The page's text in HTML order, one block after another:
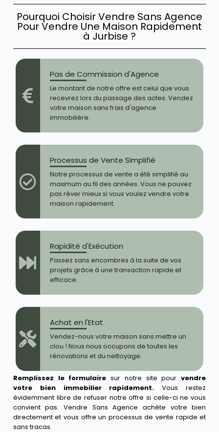
Pourquoi Choisir Vendre Sans Agence
Pour Vendre Une Maison Rapidement
à Jurbise ?
Pas de Commission d'Agence
Le montant de notre offre est celui que vous
recevrez lors du passage des actes. Vendez
votre maison sans frais d'agence
immobilière.
Processus de Vente Simplifié
Notre processus de vente a été simplifié au
maximum au fil des années. Vous ne pouvez
pas rêver mieux si vous voulez vendre votre
maison rapidement.
Rapidité d'Exécution
Passez sans encombres à la suite de vos
projets grâce à une transaction rapide et
efficace.
Achat en l'Etat
Vendez-nous votre maison sans mettre un
clou ! Nous nous occupons de toutes les
rénovations et du nettoyage.
Remplissez le formulairesur notre site pour vendre
votre bien immobilier rapidement.Vous restez
évidemment libre de refuser notre offre si celle-ci ne vous
convient pas. Vendre Sans Agence achète votre bien
directement et vous offre un processus de vente rapide et
sans tracas.